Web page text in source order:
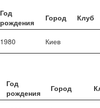
Год
рождения
Город Клуб
1980 Киев
Год
рождения
Город